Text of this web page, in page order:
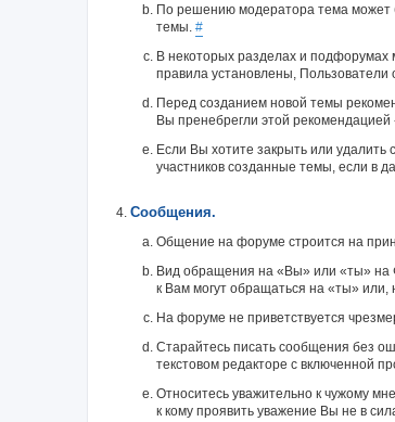
По решению модератора тема может
темы. #
В некоторых разделах и подфорумах
правила установлены,
Перед созданием новой темы
Вы пренебрегли этой
Если Вы хотите закрыть или
участников созданные темы, если в
Сообщения.
Общение на форуме строится на
Вид обращения на «Вы» или «ты» на
к Вам могут обращаться на «ты»
На форуме не приветствуется
Старайтесь писать сообщения без
текстовом редакторе с включенной
Относитесь уважительно к чужому
к кому проявить уважение Вы не в